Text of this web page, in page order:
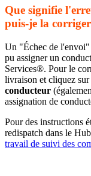
Que signifie
puis-je la
Un "Échec de l'envoi"
pu assigner un
Services®. Pour le
livraison et cliquez
conducteur
assignation de
Pour des instructions
redispatch dans le
travail de suivi des